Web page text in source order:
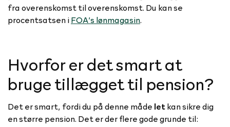
fra overenskomst til overenskomst. Du kan se
procentsatsen iFOA’s lønmagasin.
Hvorfor er det smart at
bruge tillægget til pension?
Det er smart, fordi du på denne måde letkan sikre dig
en større pension. Det er der flere gode grunde til: